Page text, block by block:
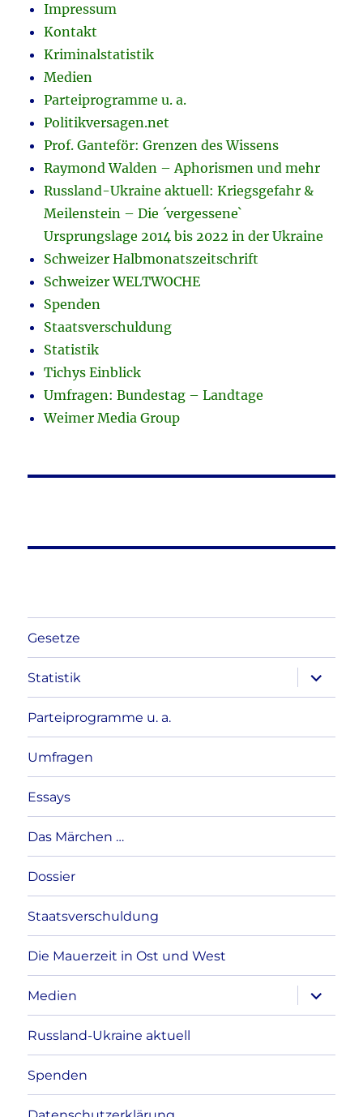
Impressum
Kontakt
Kriminalstatistik
Medien
Parteiprogramme u. a.
Politikversagen.net
Prof. Ganteför: Grenzen des Wissens
Raymond Walden – Aphorismen und mehr
Russland-Ukraine aktuell: Kriegsgefahr &
Meilenstein – Die ´vergessene`
Ursprungslage 2014 bis 2022 in der Ukraine
Schweizer Halbmonatszeitschrift
Schweizer WELTWOCHE
Spenden
Staatsverschuldung
Statistik
Tichys Einblick
Umfragen: Bundestag – Landtage
Weimer Media Group
Gesetze
Statistik
anzeigen
Parteiprogramme u. a.
Umfragen
Essays
Das Märchen …
Dossier
Staatsverschuldung
Die Mauerzeit in Ost und West
Medien
anzeigen
Russland-Ukraine aktuell
Spenden